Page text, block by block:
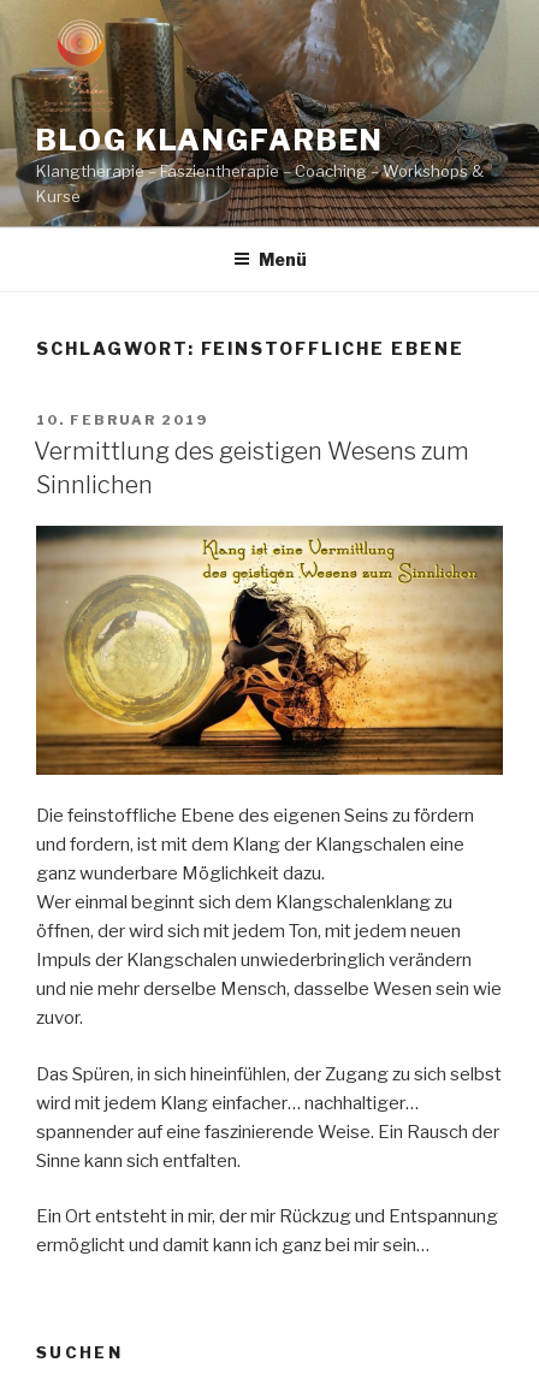
Zum
springen
BLOG KLANGFARBEN
Klangtherapie – Faszientherapie – Coaching – Workshops &
Kurse
Menü
SCHLAGWORT: FEINSTOFFLICHE EBENE
VERÖFFENTLICHT
AM
10. FEBRUAR 2019
Vermittlung des geistigen Wesens zum
Sinnlichen
Die feinstoffliche Ebene des eigenen Seins zu fördern
und fordern, ist mit dem Klang der Klangschalen eine
ganz wunderbare Möglichkeit dazu.
Wer einmal beginnt sich dem Klangschalenklang zu
öffnen, der wird sich mit jedem Ton, mit jedem neuen
Impuls der Klangschalen unwiederbringlich verändern
und nie mehr derselbe Mensch, dasselbe Wesen sein wie
zuvor.
Das Spüren, in sich hineinfühlen, der Zugang zu sich selbst
wird mit jedem Klang einfacher… nachhaltiger…
spannender auf eine faszinierende Weise. Ein Rausch der
Sinne kann sich entfalten.
Ein Ort entsteht in mir, der mir Rückzug und Entspannung
ermöglicht und damit kann ich ganz bei mir sein…
SUCHEN